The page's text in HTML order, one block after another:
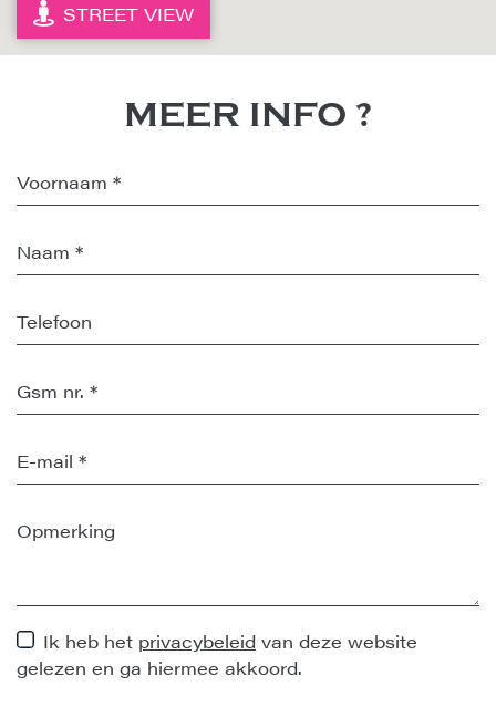
STREET VIEW
MEER INFO ?
Ik heb het privacybeleid van deze website
gelezen en ga hiermee akkoord.